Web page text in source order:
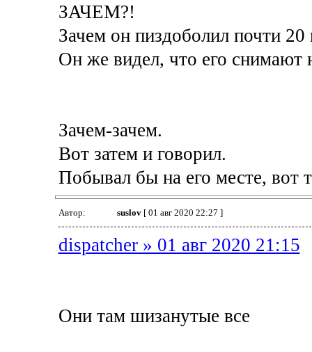
ЗАЧЕМ?!
Зачем он пиздоболил почти
Он же видел, что его снимают
Зачем-зачем.
Вот затем и говорил.
Побывал бы на его месте, вот
Автор: suslov[ 01 авг 2020 22:27 ]
dispatcher » 01 авг 2020 21:15
Они там шизанутые все